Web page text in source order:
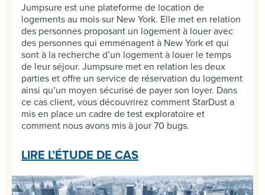
Jumpsure est une plateforme de location de
logements au mois sur New York. Elle met en relation
des personnes proposant un logement à louer avec
des personnes qui emménagent à New York et qui
sont à la recherche d’un logement à louer le temps
de leur séjour. Jumpsure met en relation les deux
parties et offre un service de réservation du logement
ainsi qu’un moyen sécurisé de payer son loyer. Dans
ce cas client, vous découvrirez comment StarDust a
mis en place un cadre de test exploratoire et
comment nous avons mis à jour 70 bugs.
LIRE L’ÉTUDE DE CAS